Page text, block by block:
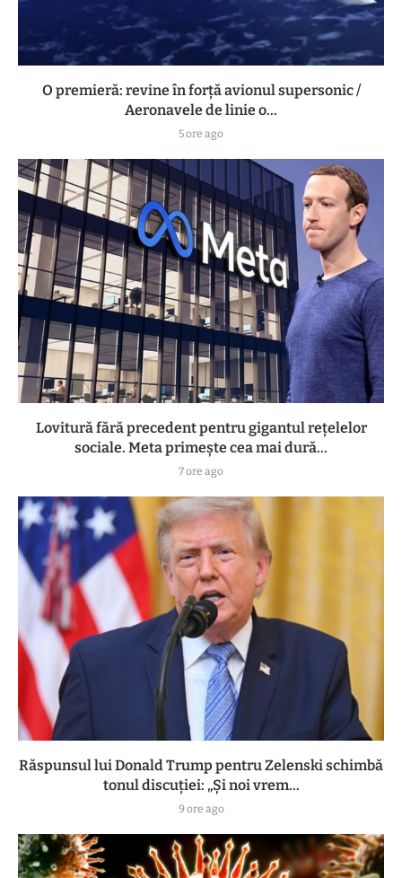
O premieră: revine în forță avionul supersonic /
Aeronavele de linie o...
5 ore ago
Lovitură fără precedent pentru gigantul rețelelor
sociale. Meta primește cea mai dură...
7 ore ago
Răspunsul lui Donald Trump pentru Zelenski schimbă
tonul discuției: „Și noi vrem...
9 ore ago